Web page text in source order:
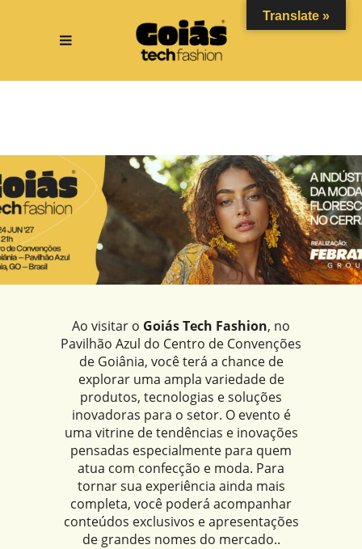
Ao visitar o Goiás Tech Fashion, no
Pavilhão Azul do Centro de Convenções
de Goiânia, você terá a chance de
explorar uma ampla variedade de
produtos, tecnologias e soluções
inovadoras para o setor. O evento é
uma vitrine de tendências e inovações
pensadas especialmente para quem
atua com confecção e moda. Para
tornar sua experiência ainda mais
completa, você poderá acompanhar
conteúdos exclusivos e apresentações
de grandes nomes do mercado..
Translate »